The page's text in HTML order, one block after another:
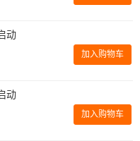
动
加入购物车
动
加入购物车